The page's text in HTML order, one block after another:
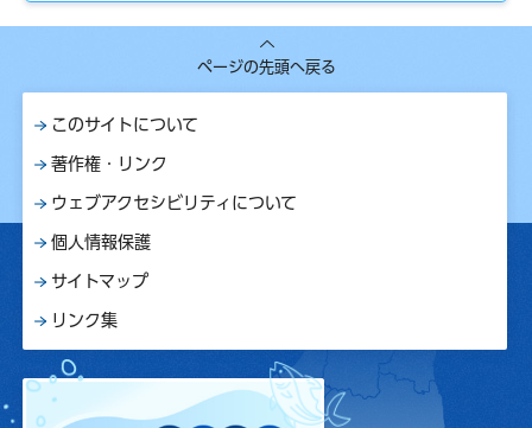
ページの先頭へ戻る
このサイトについて
著作権・リンク
ウェブアクセシビリティについて
個人情報保護
サイトマップ
リンク集